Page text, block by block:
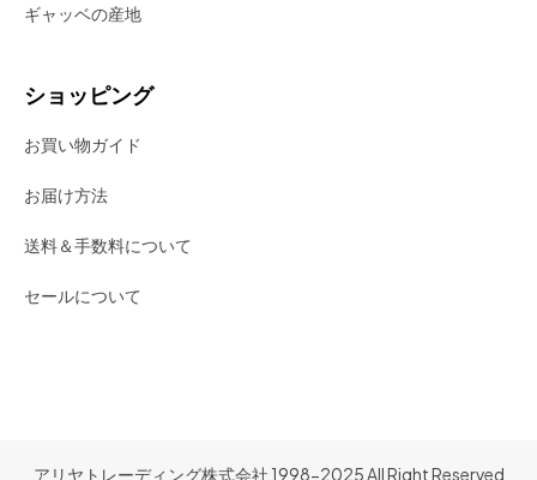
ギャッベの産地
ショッピング
お買い物ガイド
お届け方法
送料＆手数料について
セールについて
アリヤトレーディング株式会社 1998-2025 All Right Reserved